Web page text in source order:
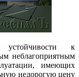
устойчивости к
неблагоприятным
имеющих
недорогую цену